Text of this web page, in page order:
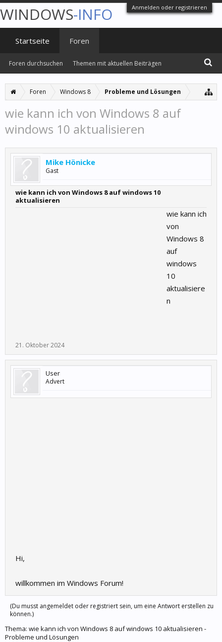
Anmelden oder registrieren
Foren Windows 8 Probleme und Lösungen
wie kann ich von Windows 8 auf
windows 10 aktualisieren
Mike Hönicke
Gast
wie kann ich von Windows 8 auf windows 10
aktualisieren
wie kann ich
von
Windows 8
auf
windows
10
aktualisiere
n
21. Oktober 2024
User
Advert
Hi,
willkommen im Windows Forum!
(Du musst angemeldet oder registriert sein, um eine Antwort erstellen zu
können.)
Thema: wie kann ich von Windows 8 auf windows 10 aktualisieren -
Probleme und Lösungen
WINDOWS-INFO
Startseite Foren
Foren durchsuchen Themen mit aktuellen Beiträgen